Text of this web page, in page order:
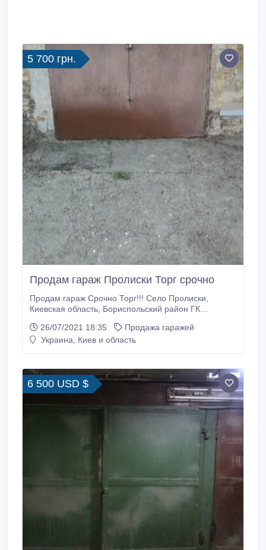
5 700 грн.
Продам гараж Пролиски Торг срочно
Продам гараж Срочно Торг!!! Село Пролиски,
Киевская область, Бориспольский район ГК
погреб Приватизирован, один хозяин Площадь: 18
кв.м..
26/07/2021 18:35
Продажа гаражей
Украина, Киев и область
6 500 USD $